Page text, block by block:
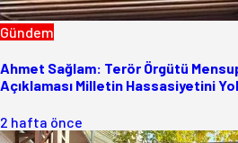
Gündem
Ahmet Sağlam: Terör Örgütü
Açıklaması Milletin Hassasiyetini
2 hafta önce